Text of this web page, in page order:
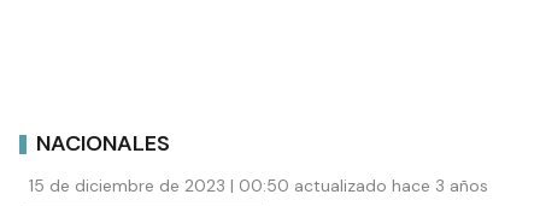
NACIONALES
15 de diciembre de 2023 | 00:50 actualizado hace 3 años